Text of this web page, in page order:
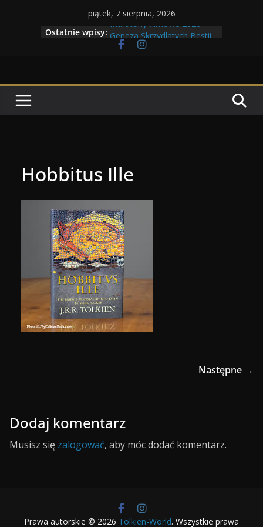
piątek, 7 sierpnia, 2026
Ostatnie wpisy:
Maratony filmowe 2026
Geneza Skrzydlatych Bestii
Wojna krasnoludów z elfami
Hobbitus Ille
Następne →
Dodaj komentarz
Musisz się zalogować, aby móc dodać komentarz.
Prawa autorskie © 2026 Tolkien-World. Wszystkie prawa